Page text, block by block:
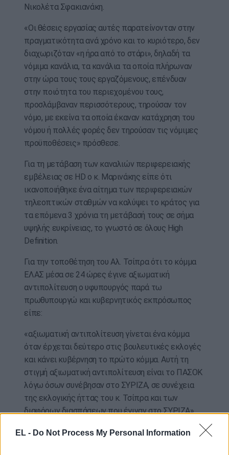
EL - Do Not Process My Personal Information
Νικολέτα Σφακιανάκη.
«Οι θέσεις εργασίας αυτές παρατείνονταν στην
πραγματικότητα ανά χρόνο και το κυριότερο, δεν
διαχωριζόταν «η ήρα από το στάρι», δηλαδή τα
νόμιμα κανάλια, τα κανάλια τα οποία πλήρωναν
στην ώρα τους τους εργαζόμενους, επένδυαν
στην ποιότητα του περιεχομένου τους,
προσλάμβαναν περισσότερους, τηρούσαν τον
νόμο, με εκείνα τα οποία έκαναν κατάχρηση του
νόμου ή πολλές φορές δεν τηρούσαν τις νόμιμες
προϋποθέσεις» πρόσθεσε.
Για τη μετάβαση των καναλιών περιφερειακής
εμβέλειας σε HD ο κ. Μαρινάκης είπε ότι
ικανοποιήθηκε ένα αίτημα των περιφερειακών
τηλεοπτικών σταθμών να καλύψει το κράτος για
τα επόμενα 3 χρόνια τη μετάβασή τους σε σήμα
υψηλής ευκρίνειας, το γνωστό σε όλους High
Definition.
Για την τοποθέτηση του Αλ. Τσίπρα ότι το κόμμα
ΕΛΑΣ μέσα σε 24 ώρες έγινε αξιωματική
αντιπολίτευση ο υφυπουργός παρά τω
πρωθυπουργώ και κυβερνητικός εκπρόσωπος
είπε:
«αξιωματική αντιπολίτευση γίνεται ένα κόμμα
όταν έρχεται δεύτερο στις βουλευτικές εκλογές
και κάνει κυβέρνηση το πρώτο κόμμα. Αυτή τη
στιγμή αξιωματική αντιπολίτευση είναι το ΠΑΣΟΚ
λόγω όσων συνέβησαν στο ΣΥΡΙΖΑ, σε συνέχεια
της εκλογικής ήττας του κ. Τσίπρα και των
διαφόρων διασπάσεων που έγιναν στο ΣΥΡΙΖΑ».
«Το μόνο σίγουρο είναι ότι ο κ. Τσίπρας όχι σε μία